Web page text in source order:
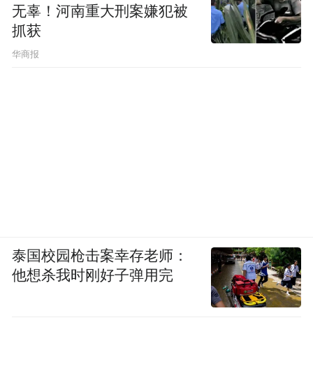
无辜！河南重大刑案嫌犯被
抓获
华商报
泰国校园枪击案幸存老师：
他想杀我时刚好子弹用完